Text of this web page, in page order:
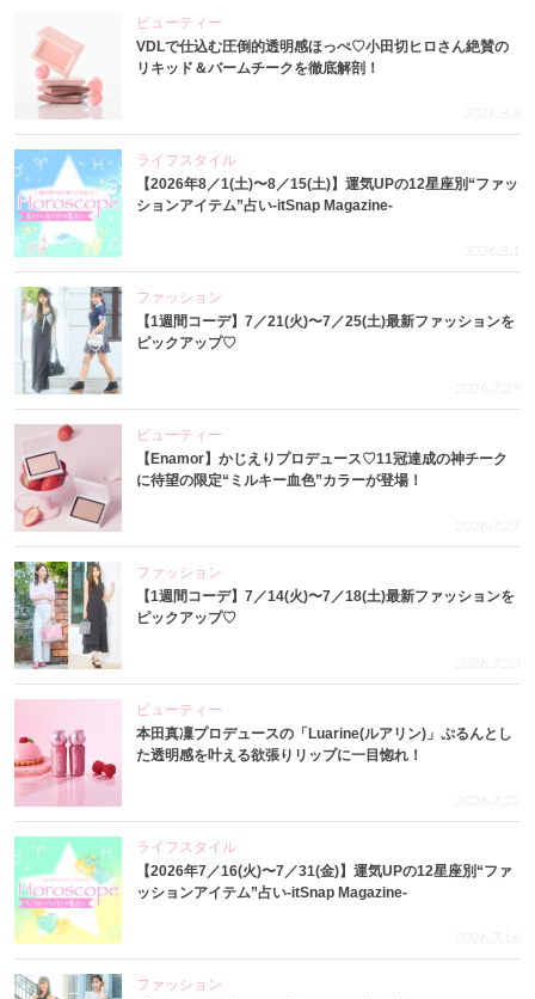
ビューティー
VDLで仕込む圧倒的透明感ほっぺ♡小田切ヒロさん絶賛の
リキッド＆バームチークを徹底解剖！
2026.8.4
ライフスタイル
【2026年8／1(土)〜8／15(土)】運気UPの12星座別“ファッ
ションアイテム”占い-itSnap Magazine-
2026.8.1
ファッション
【1週間コーデ】7／21(火)〜7／25(土)最新ファッションを
ピックアップ♡
2026.7.29
ビューティー
【Enamor】かじえりプロデュース♡11冠達成の神チーク
に待望の限定“ミルキー血色”カラーが登場！
2026.7.27
ファッション
【1週間コーデ】7／14(火)〜7／18(土)最新ファッションを
ピックアップ♡
2026.7.23
ビューティー
本田真凜プロデュースの「Luarine(ルアリン)」ぷるんとし
た透明感を叶える欲張りリップに一目惚れ！
2026.7.22
ライフスタイル
【2026年7／16(火)〜7／31(金)】運気UPの12星座別“ファ
ッションアイテム”占い-itSnap Magazine-
2026.7.16
ファッション